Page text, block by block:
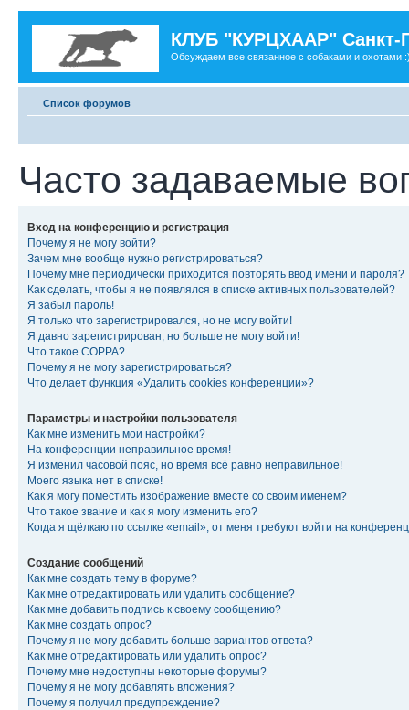
КЛУБ "КУРЦХААР" Санкт-
Обсуждаем все связанное с собаками и охотами
Список форумов
Часто задаваемые
Вход на конференцию и регистрация
Почему я не могу войти?
Зачем мне вообще нужно регистрироваться?
Почему мне периодически приходится повторять ввод имени и пароля?
Как сделать, чтобы я не появлялся в списке активных пользователей?
Я забыл пароль!
Я только что зарегистрировался, но не могу войти!
Я давно зарегистрирован, но больше не могу войти!
Что такое COPPA?
Почему я не могу зарегистрироваться?
Что делает функция «Удалить cookies конференции»?
Параметры и настройки пользователя
Как мне изменить мои настройки?
На конференции неправильное время!
Я изменил часовой пояс, но время всё равно неправильное!
Моего языка нет в списке!
Как я могу поместить изображение вместе со своим именем?
Что такое звание и как я могу изменить его?
Когда я щёлкаю по ссылке «email», от меня требуют войти на
Создание сообщений
Как мне создать тему в форуме?
Как мне отредактировать или удалить сообщение?
Как мне добавить подпись к своему сообщению?
Как мне создать опрос?
Почему я не могу добавить больше вариантов ответа?
Как мне отредактировать или удалить опрос?
Почему мне недоступны некоторые форумы?
Почему я не могу добавлять вложения?
Почему я получил предупреждение?